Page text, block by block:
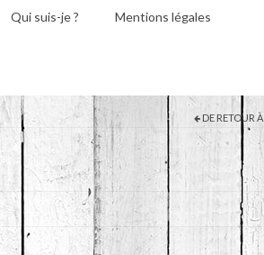
Qui suis-je ? Mentions légales
DE RETOUR À